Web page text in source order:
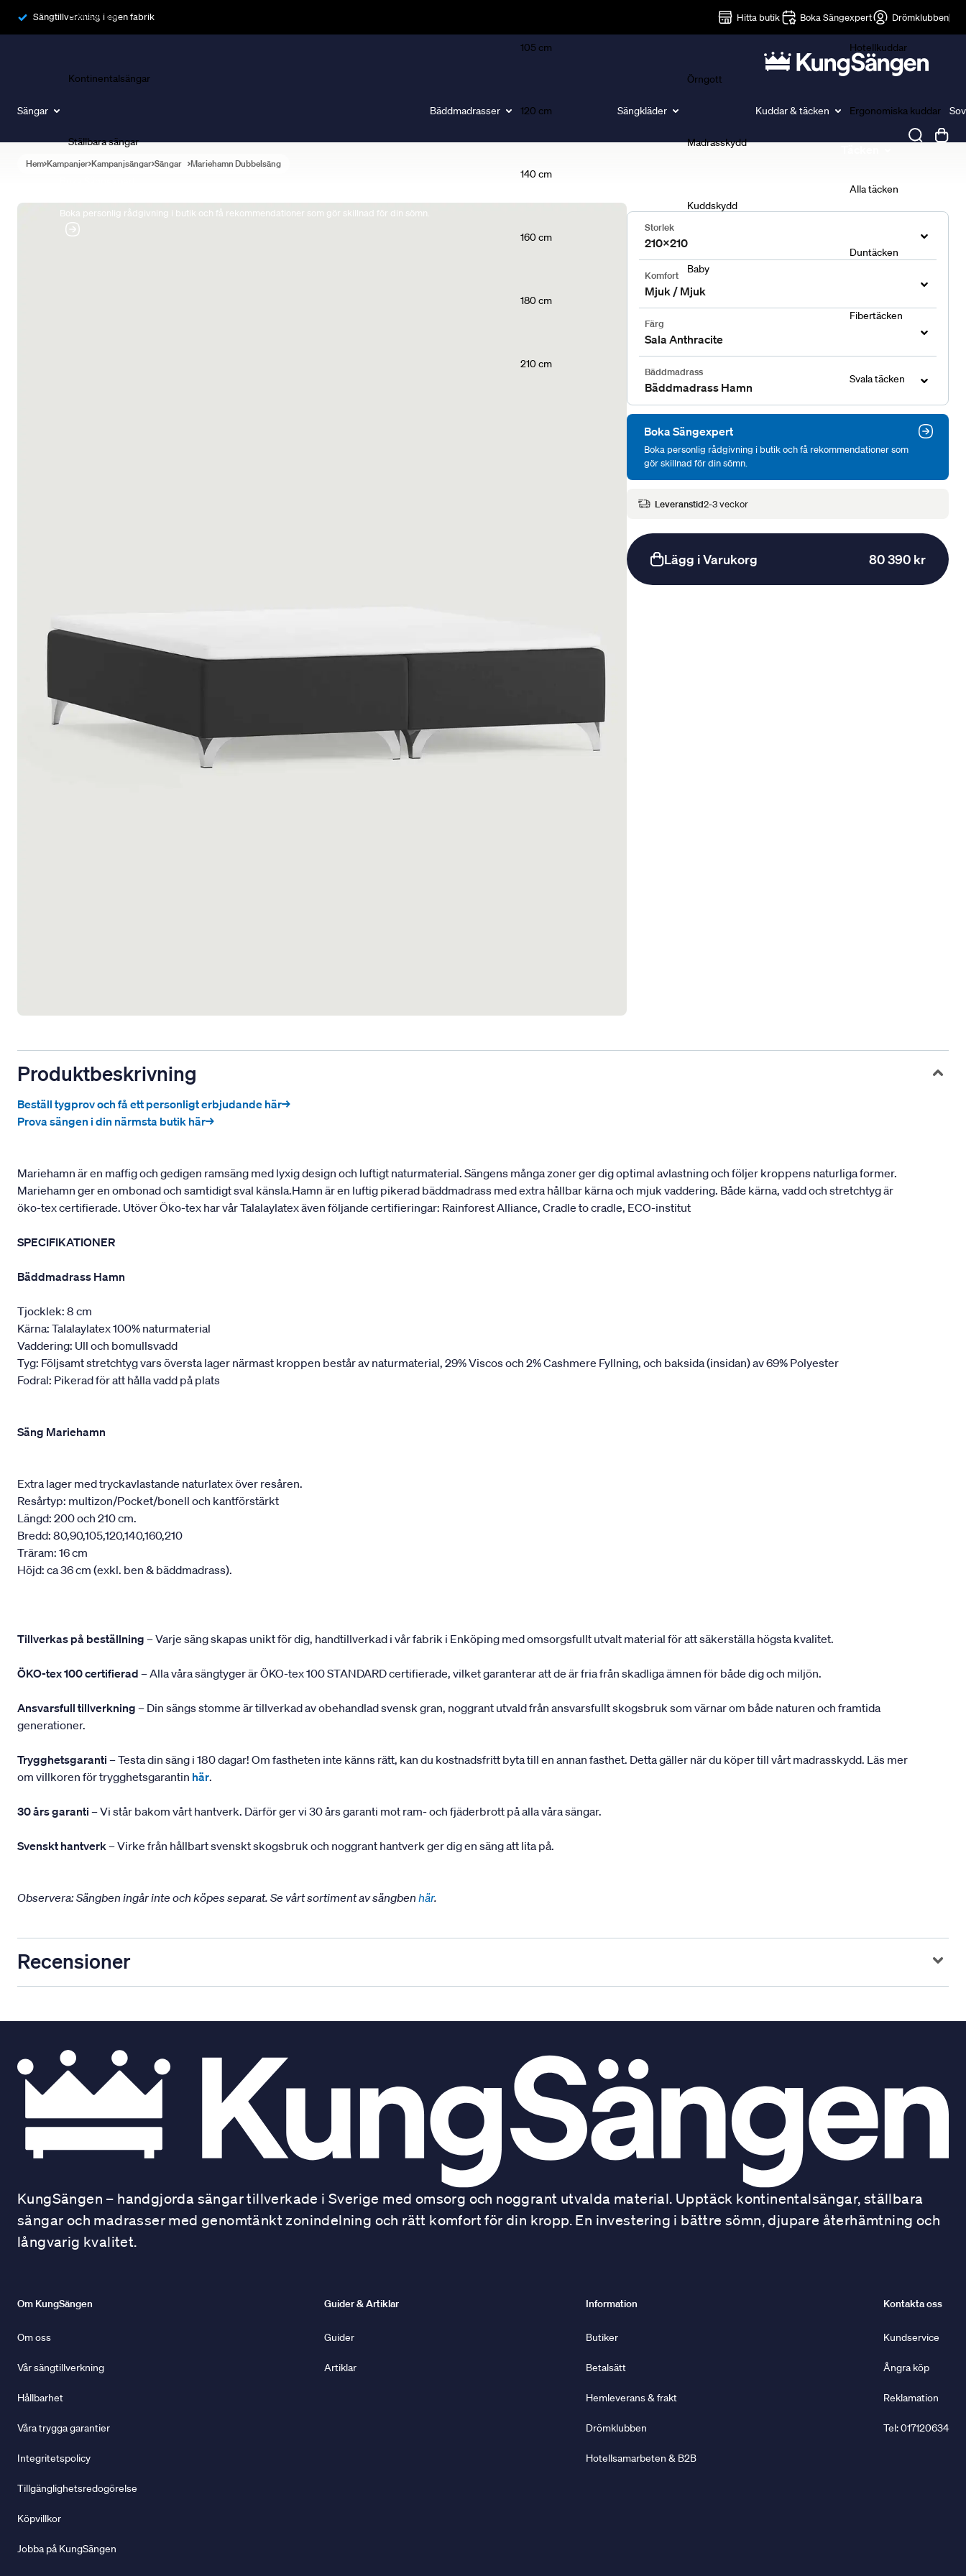
Sängtillverkning i egen fabrik Hitta butik Boka Sängexpert Drömklubben
Sängar
Ramsängar
Kontinentalsängar
Ställbara sängar
Boka personlig rådgivning i butik och få rekommendationer som gör skillnad för din sömn.
Bäddmadrasser
105 cm
120 cm
140 cm
160 cm
180 cm
210 cm
Sängkläder
Örngott
Madrasskydd
Kuddskydd
Baby
Kuddar & täcken
Hotellkuddar
Ergonomiska kuddar
Alla täcken
Duntäcken
Fibertäcken
Svala täcken
Hem Kampanjer Kampanjsängar Sängar Mariehamn Dubbelsäng
Storlek
210x210
Komfort
Mjuk / Mjuk
Färg
Sala Anthracite
Bäddmadrass
Bäddmadrass Hamn
Boka Sängexpert
Boka personlig rådgivning i butik och få rekommendationer som
gör skillnad för din sömn.
Leveranstid2-3 veckor
Lägg i Varukorg 80 390 kr
Produktbeskrivning
Beställ tygprov och få ett personligt erbjudande här→
Prova sängen i din närmsta butik här→
Mariehamn är en maffig och gedigen ramsäng med lyxig design och luftigt naturmaterial. Sängens många zoner ger dig optimal avlastning och följer kroppens naturliga former.
Mariehamn ger en ombonad och samtidigt sval känsla.Hamn är en luftig pikerad bäddmadrass med extra hållbar kärna och mjuk vaddering. Både kärna, vadd och stretchtyg är
öko-tex certifierade. Utöver Öko-tex har vår Talalaylatex även följande certifieringar: Rainforest Alliance, Cradle to cradle, ECO-institut
SPECIFIKATIONER
Bäddmadrass Hamn
Tjocklek: 8 cm
Kärna: Talalaylatex 100% naturmaterial
Vaddering: Ull och bomullsvadd
Tyg: Följsamt stretchtyg vars översta lager närmast kroppen består av naturmaterial, 29% Viscos och 2% Cashmere Fyllning, och baksida (insidan) av 69% Polyester
Fodral: Pikerad för att hålla vadd på plats
Säng Mariehamn
Extra lager med tryckavlastande naturlatex över resåren.
Resårtyp: multizon/Pocket/bonell och kantförstärkt
Längd: 200 och 210 cm.
Bredd: 80,90,105,120,140,160,210
Träram: 16 cm
Höjd: ca 36 cm (exkl. ben & bäddmadrass).
Tillverkas på beställning – Varje säng skapas unikt för dig, handtillverkad i vår fabrik i Enköping med omsorgsfullt utvalt material för att säkerställa högsta kvalitet.
ÖKO-tex 100 certifierad – Alla våra sängtyger är ÖKO-tex 100 STANDARD certifierade, vilket garanterar att de är fria från skadliga ämnen för både dig och miljön.
Ansvarsfull tillverkning – Din sängs stomme är tillverkad av obehandlad svensk gran, noggrant utvald från ansvarsfullt skogsbruk som värnar om både naturen och framtida
generationer.
Trygghetsgaranti – Testa din säng i 180 dagar! Om fastheten inte känns rätt, kan du kostnadsfritt byta till en annan fasthet. Detta gäller när du köper till vårt madrasskydd. Läs mer
om villkoren för trygghetsgarantin här.
30 års garanti – Vi står bakom vårt hantverk. Därför ger vi 30 års garanti mot ram- och fjäderbrott på alla våra sängar.
Svenskt hantverk– Virke från hållbart svenskt skogsbruk och noggrant hantverk ger dig en säng att lita på.
Observera: Sängben ingår inte och köpes separat. Se vårt sortiment av sängben här.
Recensioner
KungSängen – handgjorda sängar tillverkade i Sverige med omsorg och noggrant utvalda material. Upptäck kontinentalsängar, ställbara
sängar och madrasser med genomtänkt zonindelning och rätt komfort för din kropp. En investering i bättre sömn, djupare återhämtning och
långvarig kvalitet.
Om KungSängen
Om oss
Vår sängtillverkning
Hållbarhet
Våra trygga garantier
Integritetspolicy
Tillgänglighetsredogörelse
Köpvillkor
Jobba på KungSängen
Guider & Artiklar
Guider
Artiklar
Information
Butiker
Betalsätt
Hemleverans & frakt
Drömklubben
Hotellsamarbeten & B2B
Kontakta oss
Kundservice
Ångra köp
Reklamation
Tel: 017120634